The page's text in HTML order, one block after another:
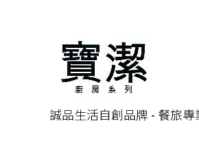
誠品生活自創品牌 - 餐旅專